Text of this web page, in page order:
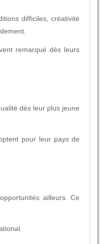
difficiles, créativité
remarqué dès leurs
dès leur plus jeune
pour leur pays de
ailleurs. Ce